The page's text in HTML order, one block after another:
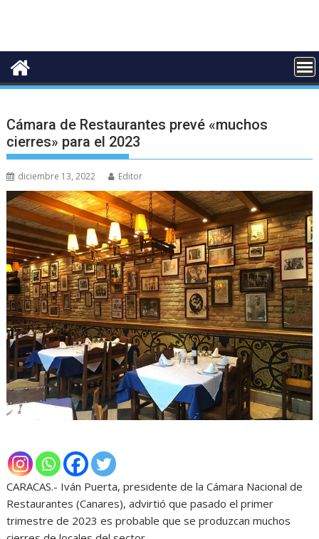
Cámara de Restaurantes prevé «muchos
cierres» para el 2023
diciembre 13, 2022 Editor
CARACAS.- Iván Puerta, presidente de la Cámara Nacional de
Restaurantes (Canares), advirtió que pasado el primer
trimestre de 2023 es probable que se produzcan muchos